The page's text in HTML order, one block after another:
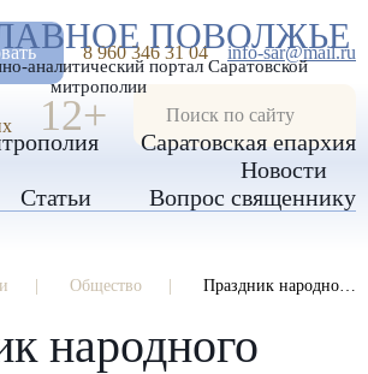
ШРИФТА А А А
ПОВОЛЖЬЕ
аналитический портал Саратовской
митрополии
8 960 346 31 04 info-sar@mail.ru
12+
Саратовская епархия
Новости
Статьи Вопрос священнику
Общество Праздник народного единства, или чему может научить русская смута?
народного